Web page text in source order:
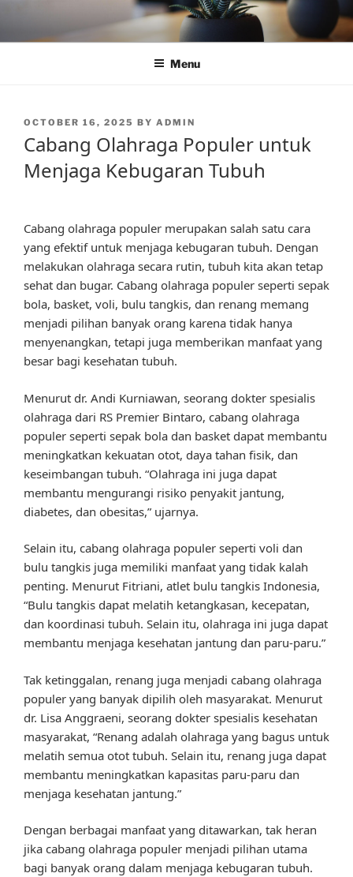
content
Menu
POSTED
OCTOBER 16, 2025 BY ADMIN
Cabang Olahraga Populer untuk
Menjaga Kebugaran Tubuh
Cabang olahraga populer merupakan salah satu cara
yang efektif untuk menjaga kebugaran tubuh. Dengan
melakukan olahraga secara rutin, tubuh kita akan tetap
sehat dan bugar. Cabang olahraga populer seperti sepak
bola, basket, voli, bulu tangkis, dan renang memang
menjadi pilihan banyak orang karena tidak hanya
menyenangkan, tetapi juga memberikan manfaat yang
besar bagi kesehatan tubuh.
Menurut dr. Andi Kurniawan, seorang dokter spesialis
olahraga dari RS Premier Bintaro, cabang olahraga
populer seperti sepak bola dan basket dapat membantu
meningkatkan kekuatan otot, daya tahan fisik, dan
keseimbangan tubuh. “Olahraga ini juga dapat
membantu mengurangi risiko penyakit jantung,
diabetes, dan obesitas,” ujarnya.
Selain itu, cabang olahraga populer seperti voli dan
bulu tangkis juga memiliki manfaat yang tidak kalah
penting. Menurut Fitriani, atlet bulu tangkis Indonesia,
“Bulu tangkis dapat melatih ketangkasan, kecepatan,
dan koordinasi tubuh. Selain itu, olahraga ini juga dapat
membantu menjaga kesehatan jantung dan paru-paru.”
Tak ketinggalan, renang juga menjadi cabang olahraga
populer yang banyak dipilih oleh masyarakat. Menurut
dr. Lisa Anggraeni, seorang dokter spesialis kesehatan
masyarakat, “Renang adalah olahraga yang bagus untuk
melatih semua otot tubuh. Selain itu, renang juga dapat
membantu meningkatkan kapasitas paru-paru dan
menjaga kesehatan jantung.”
Dengan berbagai manfaat yang ditawarkan, tak heran
jika cabang olahraga populer menjadi pilihan utama
bagi banyak orang dalam menjaga kebugaran tubuh.